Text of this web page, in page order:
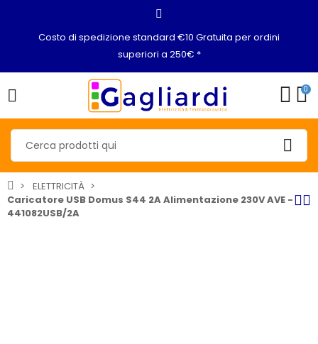
Costo di spedizione standard €10 Gratuita per ordini
superiori a 250€ *
0
ELETTRICITÀ
Caricatore USB Domus S44 2A Alimentazione 230V AVE -
441082USB/2A